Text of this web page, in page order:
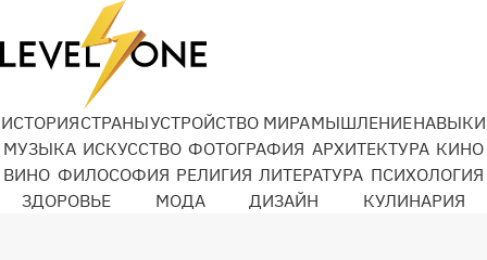
ИСТОРИЯСТРАНЫУСТРОЙСТВО МИРАМЫШЛЕНИЕНАВЫКИ
МУЗЫКА ИСКУССТВО ФОТОГРАФИЯ АРХИТЕКТУРА КИНО
ВИНО ФИЛОСОФИЯ РЕЛИГИЯ ЛИТЕРАТУРА ПСИХОЛОГИЯ
ЗДОРОВЬЕ
МОДА ДИЗАЙН КУЛИНАРИЯ